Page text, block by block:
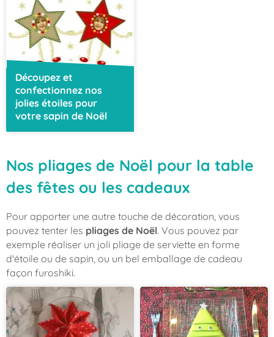
Découpez et
confectionnez nos
jolies étoiles pour
votre sapin de Noël
Nos pliages de Noël pour la table
des fêtes ou les cadeaux
Pour apporter une autre touche de décoration, vous
pouvez tenter les pliages de Noël. Vous pouvez par
exemple réaliser un joli pliage de serviette en forme
d'étoile ou de sapin, ou un bel emballage de cadeau
façon furoshiki.